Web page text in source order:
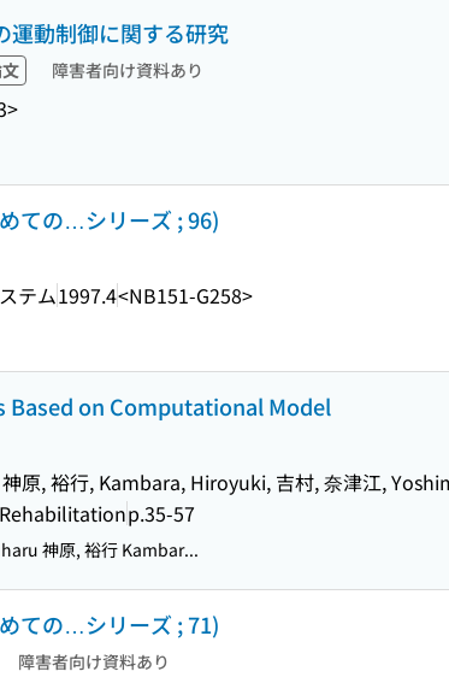
運動制御に関する研究
障害者向け資料あり
ての…シリーズ ; 96)
テム1997.4<NB151-G258>
Based on Computational Model
原, 裕行, Kambara, Hiroyuki, 吉村, 奈津江,
p.35-57
神原, 裕行 Kambar...
ての…シリーズ ; 71)
障害者向け資料あり